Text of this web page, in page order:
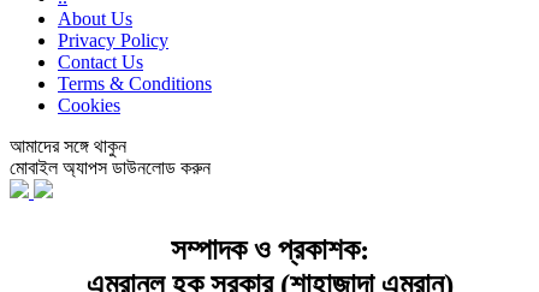
About Us
Privacy Policy
Contact Us
Terms & Conditions
Cookies
আমাদের সঙ্গে থাকুন
মোবাইল অ্যাপস ডাউনলোড করুন
সম্পাদক ও প্রকাশক:
এমরানুল হক সরকার (শাহাজাদা এমরান)